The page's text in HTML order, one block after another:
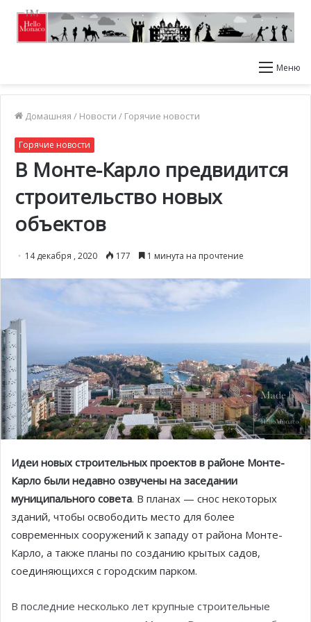
Меню
Домашняя / Новости / Горячие новости
Горячие новости
В Монте-Карло предвидится
строительство новых
объектов
14 декабря , 2020 177 1 минута на прочтение
Идеи новых строительных проектов в районе Монте-
Карло были недавно озвучены на заседании
муниципального совета. В планах — снос некоторых
зданий, чтобы освободить место для более
современных сооружений к западу от района Монте-
Карло, а также планы по созданию крытых садов,
соединяющихся с городским парком.
В последние несколько лет крупные строительные